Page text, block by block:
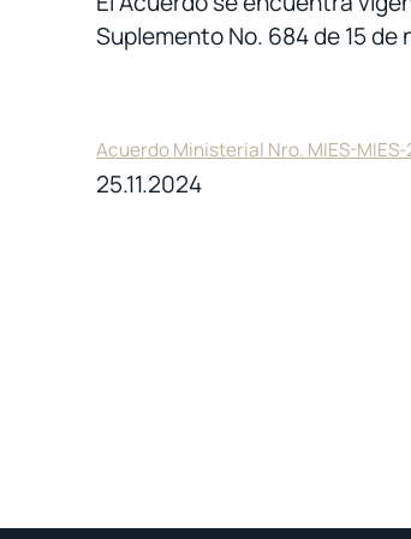
Suplemento No. 684 de 15 de
Acuerdo Ministerial Nro. MIES-
25.11.2024